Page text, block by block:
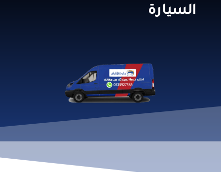
السيارة